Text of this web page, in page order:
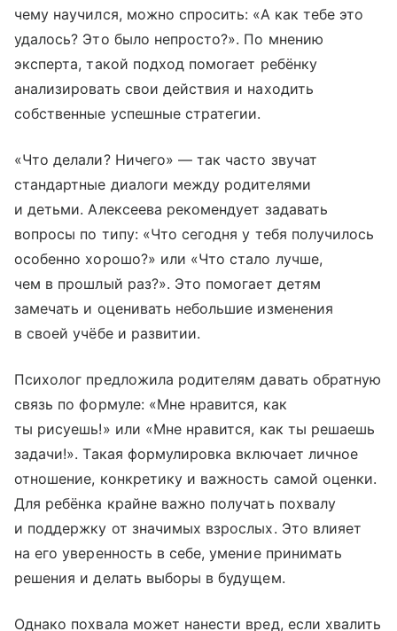
чему научился, можно спросить: «А как тебе это
удалось? Это было непросто?». По мнению
эксперта, такой подход помогает ребёнку
анализировать свои действия и находить
собственные успешные стратегии.
«Что делали? Ничего» — так часто звучат
стандартные диалоги между родителями
и детьми. Алексеева рекомендует задавать
вопросы по типу: «Что сегодня у тебя получилось
особенно хорошо?» или «Что стало лучше,
чем в прошлый раз?». Это помогает детям
замечать и оценивать небольшие изменения
в своей учёбе и развитии.
Психолог предложила родителям давать обратную
связь по формуле: «Мне нравится, как
ты рисуешь!» или «Мне нравится, как ты решаешь
задачи!». Такая формулировка включает личное
отношение, конкретику и важность самой оценки.
Для ребёнка крайне важно получать похвалу
и поддержку от значимых взрослых. Это влияет
на его уверенность в себе, умение принимать
решения и делать выборы в будущем.
Однако похвала может нанести вред, если хвалить